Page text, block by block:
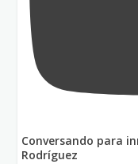
Conversando para
Rodríguez